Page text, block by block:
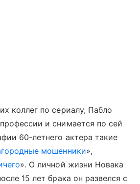
коллег по сериалу, Пабло
и снимается по сей
60-летнего актера такие
мошенники»,
». О личной жизни Новака
15 лет брака он развелся с